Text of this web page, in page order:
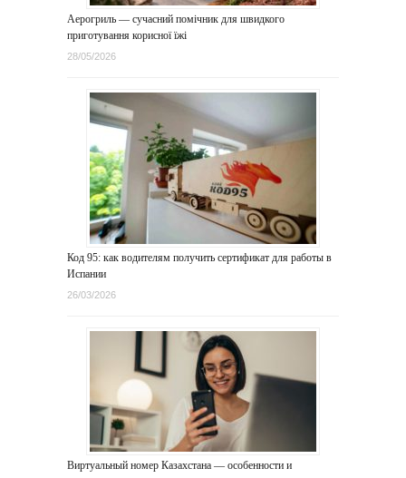
Аерогриль — сучасний помічник для швидкого
приготування корисної їжі
28/05/2026
Код 95: как водителям получить сертификат для работы в
Испании
26/03/2026
Виртуальный номер Казахстана — особенности и